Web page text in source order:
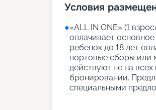
Условия
●«АLL IN ONE» (1
оплачивает
ребенок до 18 лет
портовые сборы или
действуют не на
бронировании.
специальными